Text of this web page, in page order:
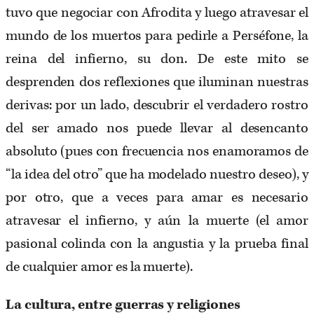
tuvo que negociar con Afrodita y luego atravesar el
mundo de los muertos para pedirle a Perséfone, la
reina del infierno, su don. De este mito se
desprenden dos reflexiones que iluminan nuestras
derivas: por un lado, descubrir el verdadero rostro
del ser amado nos puede llevar al desencanto
absoluto (pues con frecuencia nos enamoramos de
“la idea del otro” que ha modelado nuestro deseo), y
por otro, que a veces para amar es necesario
atravesar el infierno, y aún la muerte (el amor
pasional colinda con la angustia y la prueba final
de cualquier amor es la muerte).
La cultura, entre guerras y religiones